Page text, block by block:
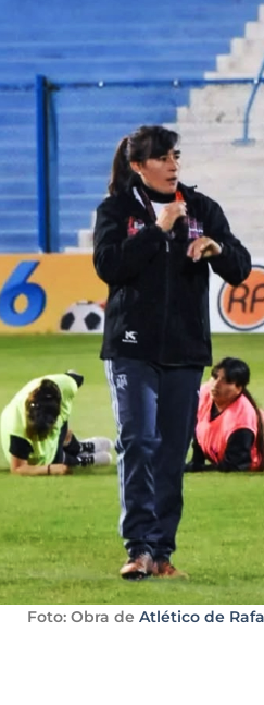
Foto: Obra deAtlético de